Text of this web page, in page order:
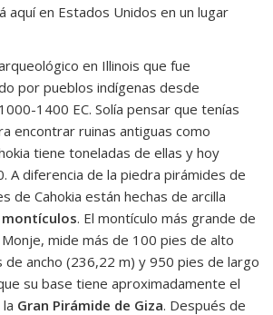
aquí en Estados Unidos en un lugar
en Illinois que fue
por pueblos indígenas desde
1400 EC. Solía pensar que tenías
encontrar ruinas antiguas como
tiene toneladas de ellas y hoy
A diferencia de la piedra pirámides de
de Cahokia están hechas de arcilla
montículos. El montículo más grande de
mide más de 100 pies de alto
ancho (236,22 m) y 950 pies de largo
su base tiene aproximadamente el
Gran Pirámide de Giza. Después de